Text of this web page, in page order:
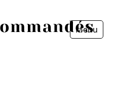
Menu
Fermer